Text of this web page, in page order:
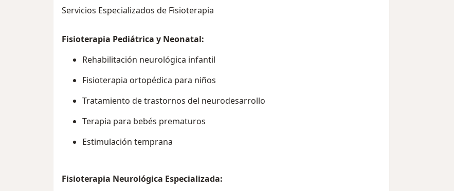
Servicios Especializados de Fisioterapia
Fisioterapia Pediátrica y Neonatal:
Rehabilitación neurológica infantil
Fisioterapia ortopédica para niños
Tratamiento de trastornos del neurodesarrollo
Terapia para bebés prematuros
Estimulación temprana
Fisioterapia Neurológica Especializada: